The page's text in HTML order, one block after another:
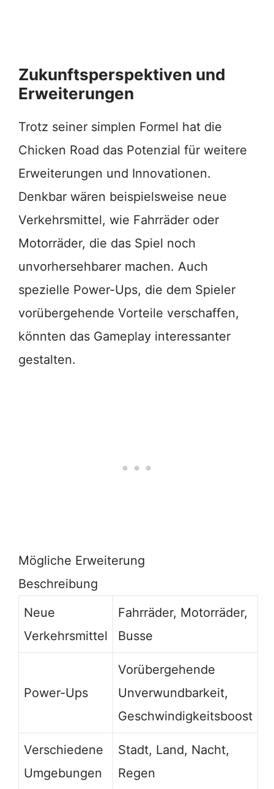
Zukunftsperspektiven und
Erweiterungen
Trotz seiner simplen Formel hat die
Chicken Road das Potenzial für weitere
Erweiterungen und Innovationen.
Denkbar wären beispielsweise neue
Verkehrsmittel, wie Fahrräder oder
Motorräder, die das Spiel noch
unvorhersehbarer machen. Auch
spezielle Power-Ups, die dem Spieler
vorübergehende Vorteile verschaffen,
könnten das Gameplay interessanter
gestalten.
Mögliche Erweiterung
Beschreibung
Neue
Verkehrsmittel
Fahrräder, Motorräder,
Busse
Power-Ups
Vorübergehende
Unverwundbarkeit,
Geschwindigkeitsboost
Verschiedene
Umgebungen
Stadt, Land, Nacht,
Regen